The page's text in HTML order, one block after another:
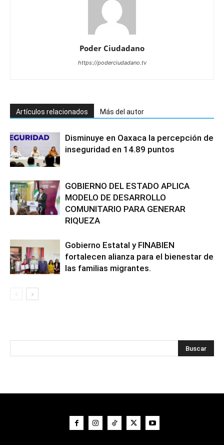
Poder Ciudadano
https://poderciudadano.tv
Artículos relacionados Más del autor
Disminuye en Oaxaca la percepción de
inseguridad en 14.89 puntos
GOBIERNO DEL ESTADO APLICA
MODELO DE DESARROLLO
COMUNITARIO PARA GENERAR
RIQUEZA
Gobierno Estatal y FINABIEN
fortalecen alianza para el bienestar de
las familias migrantes.